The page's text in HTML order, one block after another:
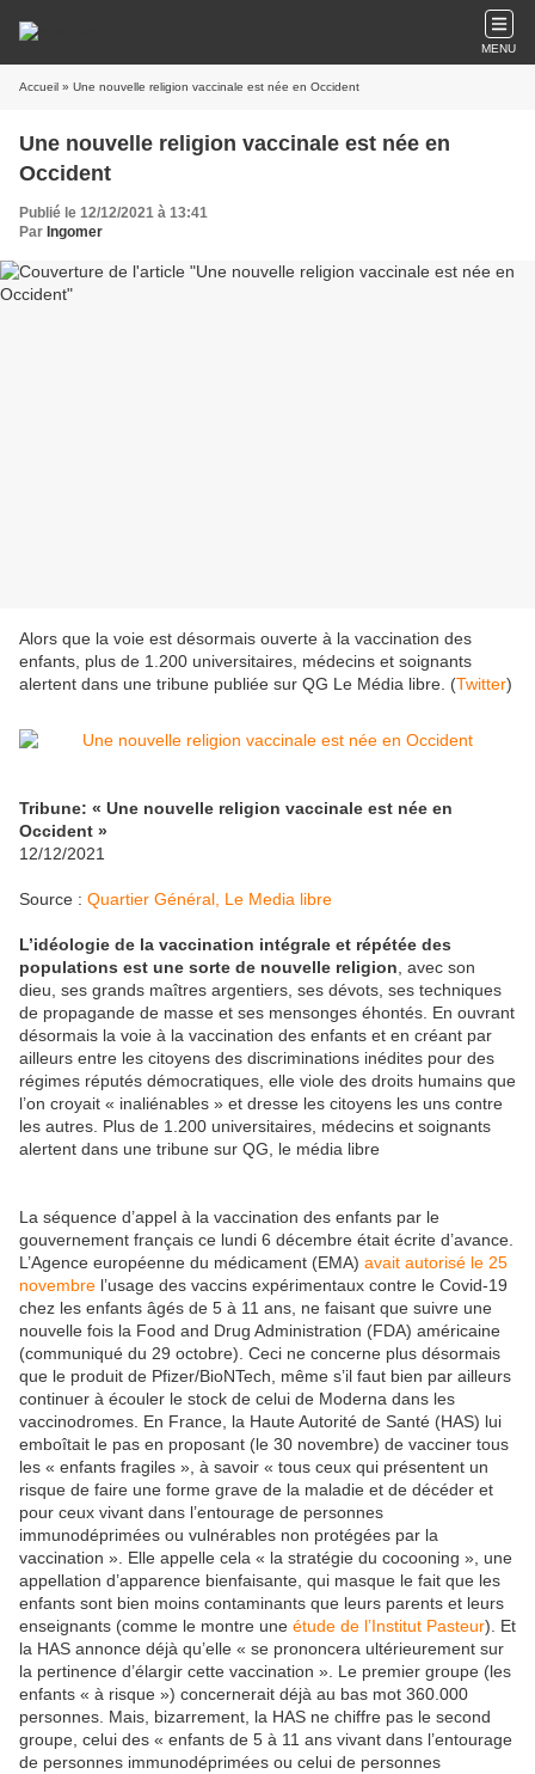
MENU
Accueil » Une nouvelle religion vaccinale est née en Occident
Une nouvelle religion vaccinale est née en
Occident
Publié le 12/12/2021 à 13:41
Par Ingomer
Alors que la voie est désormais ouverte à la vaccination des
enfants, plus de 1.200 universitaires, médecins et soignants
alertent dans une tribune publiée sur QG Le Média libre. (Twitter)
Tribune: « Une nouvelle religion vaccinale est née en
Occident »
12/12/2021
Source : Quartier Général, Le Media libre
L’idéologie de la vaccination intégrale et répétée des
populations est une sorte de nouvelle religion , avec son
dieu, ses grands maîtres argentiers, ses dévots, ses techniques
de propagande de masse et ses mensonges éhontés. En ouvrant
désormais la voie à la vaccination des enfants et en créant par
ailleurs entre les citoyens des discriminations inédites pour des
régimes réputés démocratiques, elle viole des droits humains que
l’on croyait « inaliénables » et dresse les citoyens les uns contre
les autres. Plus de 1.200 universitaires, médecins et soignants
alertent dans une tribune sur QG, le média libre
La séquence d’appel à la vaccination des enfants par le
gouvernement français ce lundi 6 décembre était écrite d’avance.
L’Agence européenne du médicament (EMA) avait autorisé le 25
novembre l’usage des vaccins expérimentaux contre le Covid-19
chez les enfants âgés de 5 à 11 ans, ne faisant que suivre une
nouvelle fois la Food and Drug Administration (FDA) américaine
(communiqué du 29 octobre). Ceci ne concerne plus désormais
que le produit de Pfizer/BioNTech, même s’il faut bien par ailleurs
continuer à écouler le stock de celui de Moderna dans les
vaccinodromes. En France, la Haute Autorité de Santé (HAS) lui
emboîtait le pas en proposant (le 30 novembre) de vacciner tous
les « enfants fragiles », à savoir « tous ceux qui présentent un
risque de faire une forme grave de la maladie et de décéder et
pour ceux vivant dans l’entourage de personnes
immunodéprimées ou vulnérables non protégées par la
vaccination ». Elle appelle cela « la stratégie du cocooning », une
appellation d’apparence bienfaisante, qui masque le fait que les
enfants sont bien moins contaminants que leurs parents et leurs
enseignants (comme le montre une étude de l’Institut Pasteur). Et
la HAS annonce déjà qu’elle « se prononcera ultérieurement sur
la pertinence d’élargir cette vaccination ». Le premier groupe (les
enfants « à risque ») concernerait déjà au bas mot 360.000
personnes. Mais, bizarrement, la HAS ne chiffre pas le second
groupe, celui des « enfants de 5 à 11 ans vivant dans l’entourage
de personnes immunodéprimées ou celui de personnes